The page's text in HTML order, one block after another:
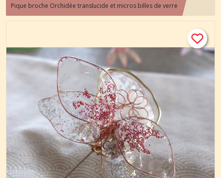
Pique broche Orchidée translucide et micros billes de verre